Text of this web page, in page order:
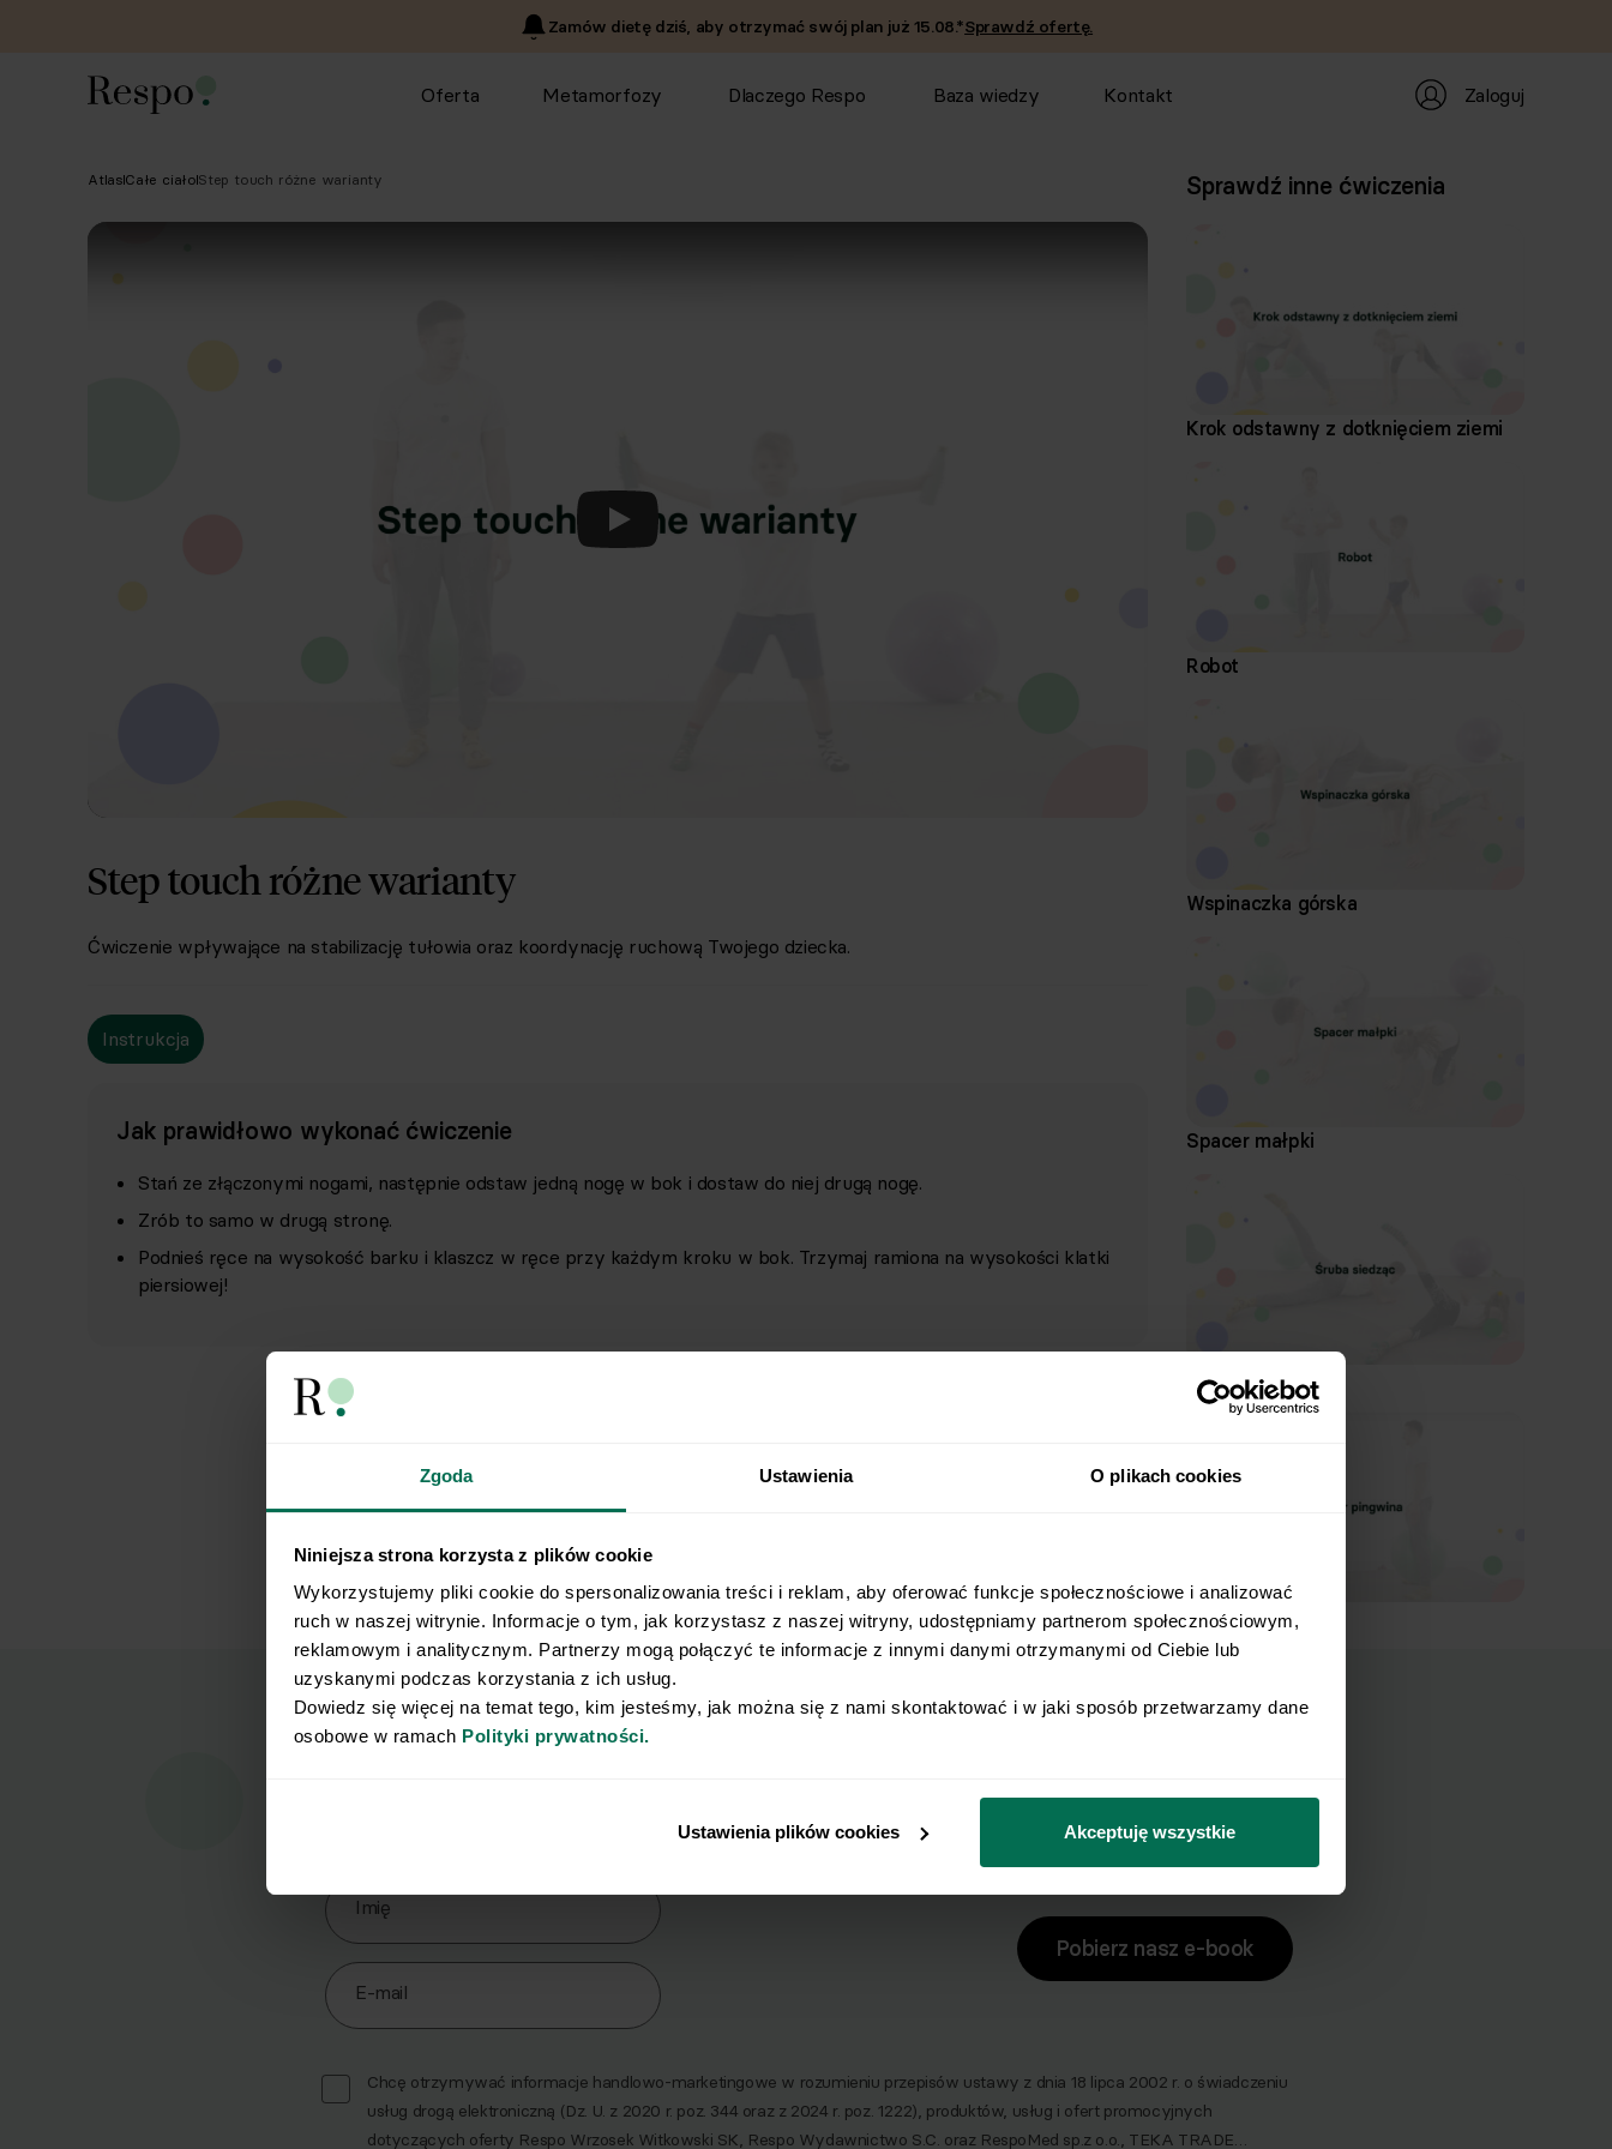
Zgoda Ustawienia O plikach cookies
Niniejsza strona korzysta z plików cookie
Wykorzystujemy pliki cookie do spersonalizowania treści i reklam, aby oferować funkcje społecznościowe i analizować
ruch w naszej witrynie. Informacje o tym, jak korzystasz z naszej witryny, udostępniamy partnerom społecznościowym,
reklamowym i analitycznym. Partnerzy mogą połączyć te informacje z innymi danymi otrzymanymi od Ciebie lub
uzyskanymi podczas korzystania z ich usług.
Dowiedz się więcej na temat tego, kim jesteśmy, jak można się z nami skontaktować i w jaki sposób przetwarzamy dane
osobowe w ramach Polityki prywatności.
Ustawienia plików cookies Akceptuję wszystkie
Zamów dietę dziś, aby otrzymać swój plan już 15.08.*Sprawdź ofertę.
Oferta Metamorfozy Dlaczego Respo Baza wiedzy Kontakt Zaloguj
Atlas Całe ciało Step touch różne warianty
Odtwórz
Step touch różne warianty
Ćwiczenie wpływające na stabilizację tułowia oraz koordynację ruchową Twojego dziecka.
Instrukcja
Jak prawidłowo wykonać ćwiczenie
Stań ze złączonymi nogami, następnie odstaw jedną nogę w bok i dostaw do niej drugą nogę.
Zrób to samo w drugą stronę.
Podnieś ręce na wysokość barku i klaszcz w ręce przy każdym kroku w bok. Trzymaj ramiona na wysokości klatki
piersiowej!
Sprawdź inne ćwiczenia
Krok odstawny z dotknięciem ziemi
Robot
Wspinaczka górska
Spacer małpki
Śruba siedząc
Spacer pingwina
Marzy Ci się osiągnięcie płaskiego brzucha?
Pobierz zestaw 10 najskuteczniejszych ćwiczeń na brzuch.
Imię
E-mail
Pobierz nasz e-book
Chcę otrzymywać informacje handlowo-marketingowe w rozumieniu przepisów ustawy z dnia 18 lipca 2002 r. o świadczeniu
usług drogą elektroniczną (Dz. U. z 2020 r. poz. 344 oraz z 2024 r. poz. 1222), produktów, usług i ofert promocyjnych
dotyczących oferty Respo Wrzosek Witkowski SK, Respo Wydawnictwo S.C. oraz RespoMed sp.z o.o., TEKA TRADE